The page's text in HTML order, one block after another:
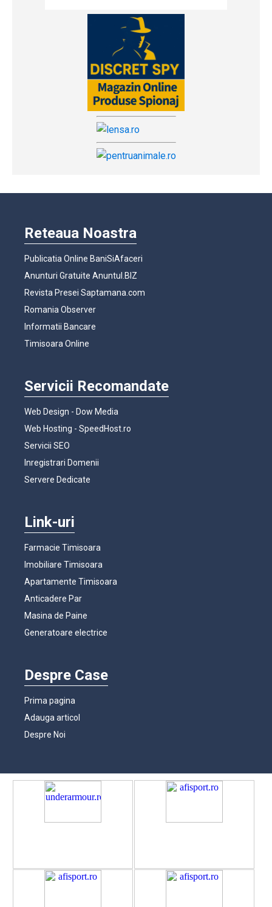
Reteaua Noastra
Publicatia Online BaniSiAfaceri
Anunturi Gratuite Anuntul.BIZ
Revista Presei Saptamana.com
Romania Observer
Informatii Bancare
Timisoara Online
Servicii Recomandate
Web Design - Dow Media
Web Hosting - SpeedHost.ro
Servicii SEO
Inregistrari Domenii
Servere Dedicate
Link-uri
Farmacie Timisoara
Imobiliare Timisoara
Apartamente Timisoara
Anticadere Par
Masina de Paine
Generatoare electrice
Despre Case
Prima pagina
Adauga articol
Despre Noi